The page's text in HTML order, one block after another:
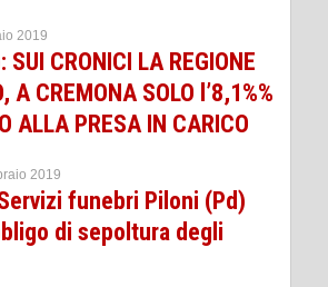
2019
SUI CRONICI LA REGIONE
A CREMONA SOLO l’8,1%%
ALLA PRESA IN CARICO
2019
funebri Piloni (Pd)
di sepoltura degli